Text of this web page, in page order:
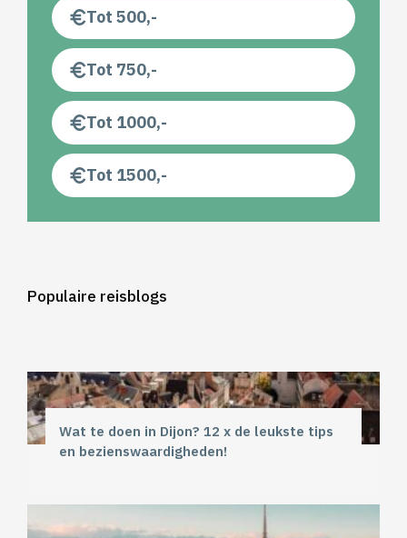
Tot 500,-
Tot 750,-
Tot 1000,-
Tot 1500,-
Populaire reisblogs
Wat te doen in Dijon? 12 x de leukste tips
en bezienswaardigheden!